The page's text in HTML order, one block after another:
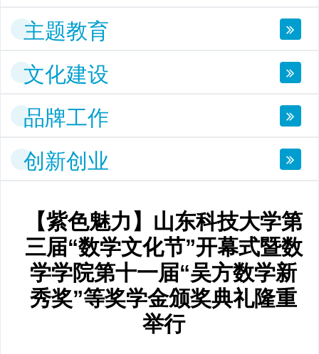
主题教育
文化建设
品牌工作
创新创业
【紫色魅力】山东科技大学第
三届“数学文化节”开幕式暨数
学学院第十一届“吴方数学新
秀奖”等奖学金颁奖典礼隆重
举行